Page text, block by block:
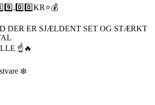
DER ER SJÆLDENT SET OG STÆRKT
☝️🔥
❄️